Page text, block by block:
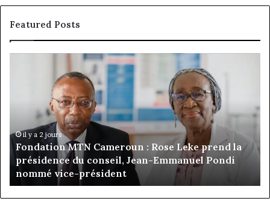
Featured Posts
Cameroun
choix
de
la
il y a 5 jours
Gaëtan Debuchy à la tête d’Advans Cameroun : le
choix de la croissance sous discipline
à